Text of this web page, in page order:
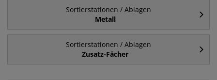
Sortierstationen / Ablagen
Metall
Sortierstationen / Ablagen
Zusatz-Fächer